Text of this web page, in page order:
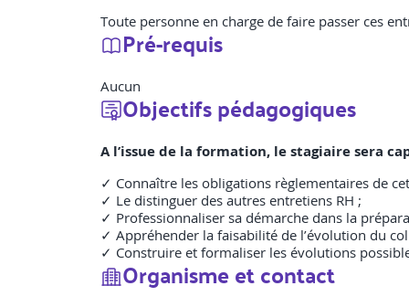
Toute personne en charge de faire passer ces
Pré-requis
Aucun
Objectifs pédagogiques
A l’issue de la formation, le stagiaire sera
✓ Connaître les obligations règlementaires de
✓ Le distinguer des autres entretiens RH ;
✓ Professionnaliser sa démarche dans la
✓ Appréhender la faisabilité de l’évolution du
✓ Construire et formaliser les évolutions
Organisme et contact